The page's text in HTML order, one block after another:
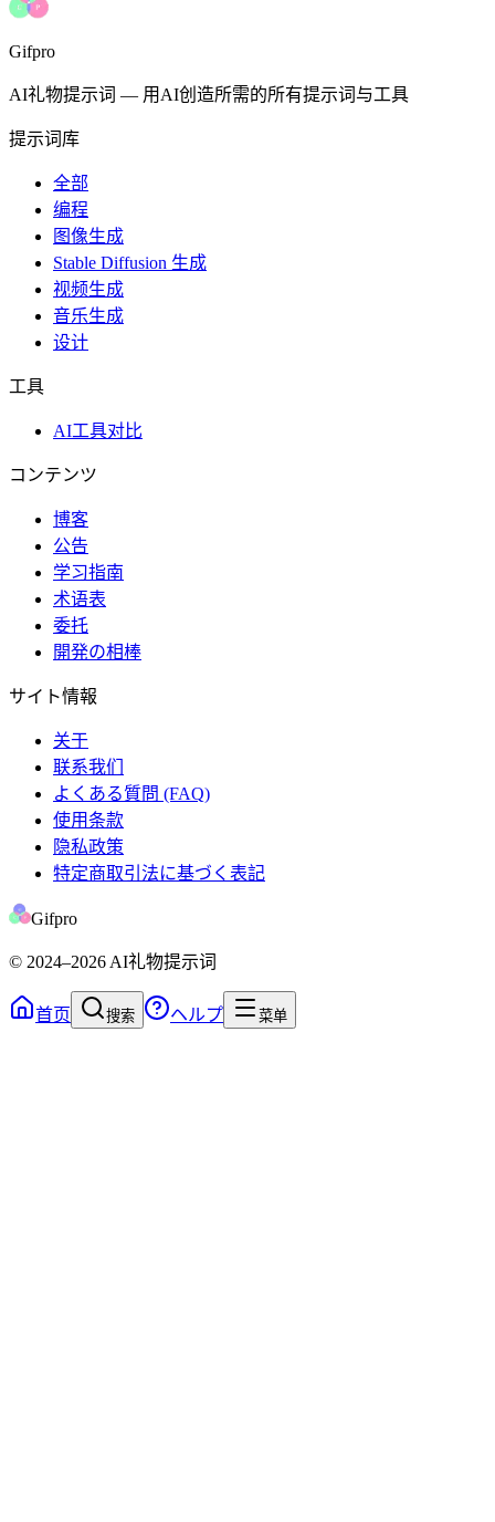
Gifpro
AI礼物提示词 — 用AI创造所需的所有提示词与工具
提示词库
全部
编程
图像生成
Stable Diffusion 生成
视频生成
音乐生成
设计
工具
AI工具对比
コンテンツ
博客
公告
学习指南
术语表
委托
開発の相棒
サイト情報
关于
联系我们
よくある質問 (FAQ)
使用条款
隐私政策
特定商取引法に基づく表記
Gifpro
© 2024–2026 AI礼物提示词
首页 搜索 ヘルプ 菜单